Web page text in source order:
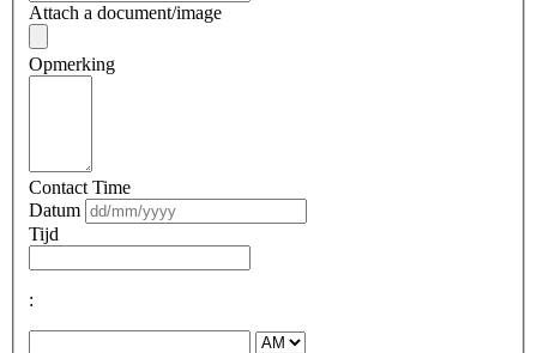
Attach a document/image
Opmerking
Contact Time
Datum
Tijd
: